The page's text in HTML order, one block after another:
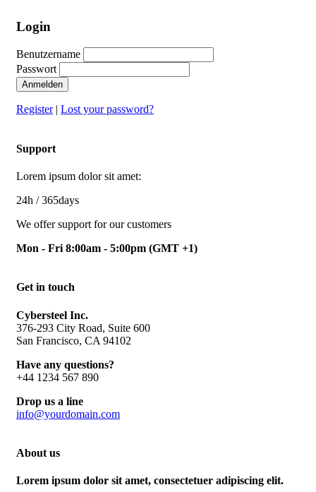
Login
Benutzername
Passwort
Anmelden
Register| Lost your password?
Support
Lorem ipsum dolor sit amet:
24h / 365days
We offer support for our customers
Mon - Fri 8:00am - 5:00pm (GMT +1)
Get in touch
Cybersteel Inc.
376-293 City Road, Suite 600
San Francisco, CA 94102
Have any questions?
+44 1234 567 890
Drop us a line
info@yourdomain.com
About us
Lorem ipsum dolor sit amet, consectetuer adipiscing elit.